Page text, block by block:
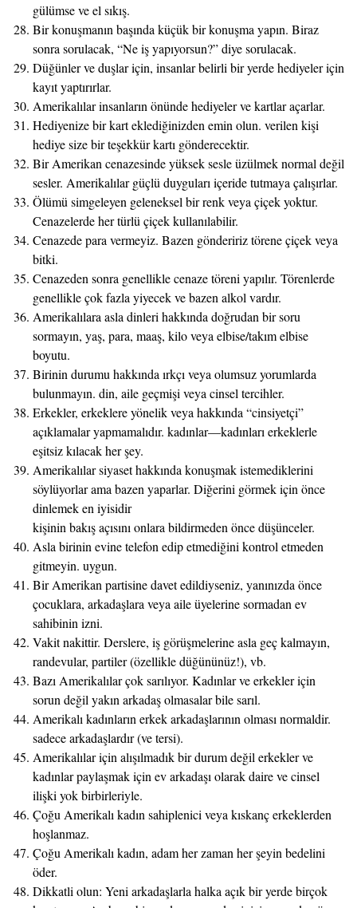
gülümse ve el sıkış.
Bir konuşmanın başında küçük bir konuşma yapın. Biraz
sonra sorulacak, “Ne iş yapıyorsun?” diye sorulacak.
Düğünler ve duşlar için, insanlar belirli bir yerde hediyeler için
kayıt yaptırırlar.
Amerikalılar insanların önünde hediyeler ve kartlar açarlar.
Hediyenize bir kart eklediğinizden emin olun. verilen kişi
hediye size bir teşekkür kartı gönderecektir.
Bir Amerikan cenazesinde yüksek sesle üzülmek normal değil
sesler. Amerikalılar güçlü duyguları içeride tutmaya çalışırlar.
Ölümü simgeleyen geleneksel bir renk veya çiçek yoktur.
Cenazelerde her türlü çiçek kullanılabilir.
Cenazede para vermeyiz. Bazen göndeririz törene çiçek veya
bitki.
Cenazeden sonra genellikle cenaze töreni yapılır. Törenlerde
genellikle çok fazla yiyecek ve bazen alkol vardır.
Amerikalılara asla dinleri hakkında doğrudan bir soru
sormayın, yaş, para, maaş, kilo veya elbise/takım elbise
boyutu.
Birinin durumu hakkında ırkçı veya olumsuz yorumlarda
bulunmayın. din, aile geçmişi veya cinsel tercihler.
Erkekler, erkeklere yönelik veya hakkında “cinsiyetçi”
açıklamalar yapmamalıdır. kadınlar—kadınları erkeklerle
eşitsiz kılacak her şey.
Amerikalılar siyaset hakkında konuşmak istemediklerini
söylüyorlar ama bazen yaparlar. Diğerini görmek için önce
dinlemek en iyisidir
kişinin bakış açısını onlara bildirmeden önce düşünceler.
Asla birinin evine telefon edip etmediğini kontrol etmeden
gitmeyin. uygun.
Bir Amerikan partisine davet edildiyseniz, yanınızda önce
çocuklara, arkadaşlara veya aile üyelerine sormadan ev
sahibinin izni.
Vakit nakittir. Derslere, iş görüşmelerine asla geç kalmayın,
randevular, partiler (özellikle düğününüz!), vb.
Bazı Amerikalılar çok sarılıyor. Kadınlar ve erkekler için
sorun değil yakın arkadaş olmasalar bile sarıl.
Amerikalı kadınların erkek arkadaşlarının olması normaldir.
sadece arkadaşlardır (ve tersi).
Amerikalılar için alışılmadık bir durum değil erkekler ve
kadınlar paylaşmak için ev arkadaşı olarak daire ve cinsel
ilişki yok birbirleriyle.
​​Çoğu Amerikalı kadın sahiplenici veya kıskanç erkeklerden
hoşlanmaz.
Çoğu Amerikalı kadın, adam her zaman her şeyin bedelini
öder.
Dikkatli olun: Yeni arkadaşlarla halka açık bir yerde birçok